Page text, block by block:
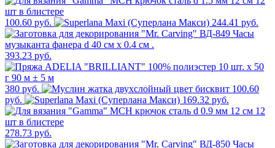
100.60 руб. 244.41 руб.
393.23 руб.
380 руб.
100.60
руб.
169.32 руб.
278.73 руб.